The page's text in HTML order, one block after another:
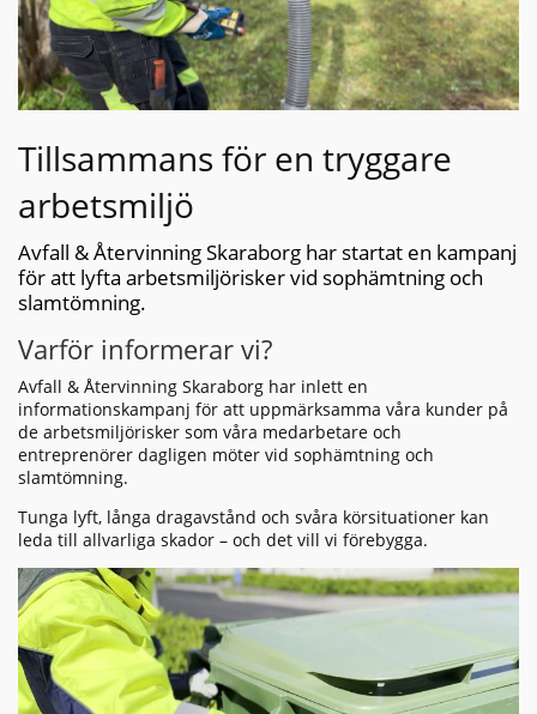
Tillsammans för en tryggare
arbetsmiljö
Avfall & Återvinning Skaraborg har startat en kampanj
för att lyfta arbetsmiljörisker vid sophämtning och
slamtömning.
Varför informerar vi?
Avfall & Återvinning Skaraborg har inlett en
informationskampanj för att uppmärksamma våra kunder på
de arbetsmiljörisker som våra medarbetare och
entreprenörer dagligen möter vid sophämtning och
slamtömning.
Tunga lyft, långa dragavstånd och svåra körsituationer kan
leda till allvarliga skador – och det vill vi förebygga.